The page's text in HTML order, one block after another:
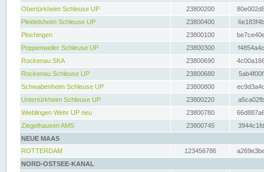
Obertürkheim Schleuse UP
23800200
Pleidelsheim Schleuse UP
23800400
Plochingen
23800100
Poppenweiler Schleuse UP
23800300
Rockenau SKA
23800690
Rockenau Schleuse UP
23800680
Schwabenheim Schleuse UP
23800800
Untertürkheim Schleuse UP
23800220
Wieblingen Wehr UP neu
23800780
Ziegelhausen AMS
23800745
NEUE MAAS
ROTTERDAM
123456786
NORD-OSTSEE-KANAL